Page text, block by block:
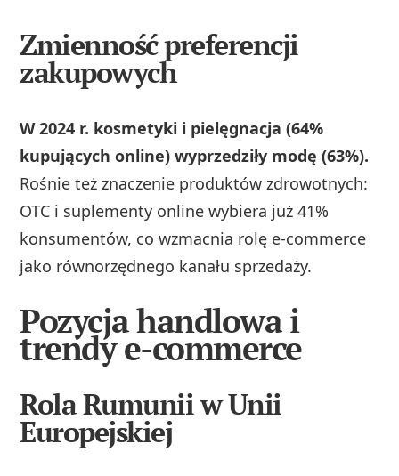
Zmienność preferencji
zakupowych
W 2024 r. kosmetyki i pielęgnacja (64%
kupujących online) wyprzedziły modę (63%).
Rośnie też znaczenie produktów zdrowotnych:
OTC i suplementy online wybiera już 41%
konsumentów, co wzmacnia rolę e-commerce
jako równorzędnego kanału sprzedaży.
Pozycja handlowa i
trendy e-commerce
Rola Rumunii w Unii
Europejskiej